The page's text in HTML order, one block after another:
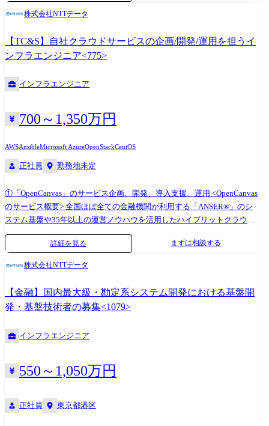
ション対応と新規サービス企画という業務特性の異なるプロジェクトを
並行開発しております。5名程度~100名規模まで様々な案件が複数、同
時期に走っているため多様なご経験を積んでいただくことが可能です。
リケーション開発:コアバンキングシステムの設計・開発 ・システム方式
構築 ※面談等を通して相互理解を深め、ご経験やキャリアを考慮し職
務・ポジションをすり合わせ致します。
株式会社NTTデータ
【TC&S】自社クラウドサービスの企画/開発/運用を担うイ
ンフラエンジニア<775>
インフラエンジニア
700～1,350万円
AWSAnsibleMicrosoft AzureOpenStackCentOS
正社員 勤務地未定
①「OpenCanvas」のサービス企画、開発、導入支援、運用 <OpenCanvas
のサービス概要> 全国ほぼ全ての金融機関が利用する「ANSER®」のシ
ステム基盤や35年以上の運営ノウハウを活用したハイブリットクラウド
サービス。金融機関をはじめとするさまざまなネットワークとの連携や
高い可用性を持つAPIを標準で搭載しており、一般的なパブリッククラウ
ドでは実現できない高い信頼性とセキュリティが、新たなクラウドサー
売上20%成長を続けており、NTTデータの中でも”2030年までに1000億の
売上”を目指す注力サービスとなっております。 <業務内容>
「OpenCanvas」の企画・エンジニアとして、主に以下業務をご担当いた
場の動向を把握し、新たな機能の企画・開発を行う ・提案・導入支援:豊
ウド環境へ移行 ・維持・運用:クラウドシステムの運用のサポート、トラ
ブルシューティングや技術支援の実施 ②「Oracle Alloy」サービスの立ち
「OpenCanvas」にOracle Alloyを組み込み、ソブリン要件に対応した新た
詳細を見る まずは相談する
株式会社NTTデータ
【金融】国内最大級・勘定系システム開発における基盤開
発・基盤技術者の募集<1079>
インフラエンジニア
550～1,050万円
正社員 東京都港区